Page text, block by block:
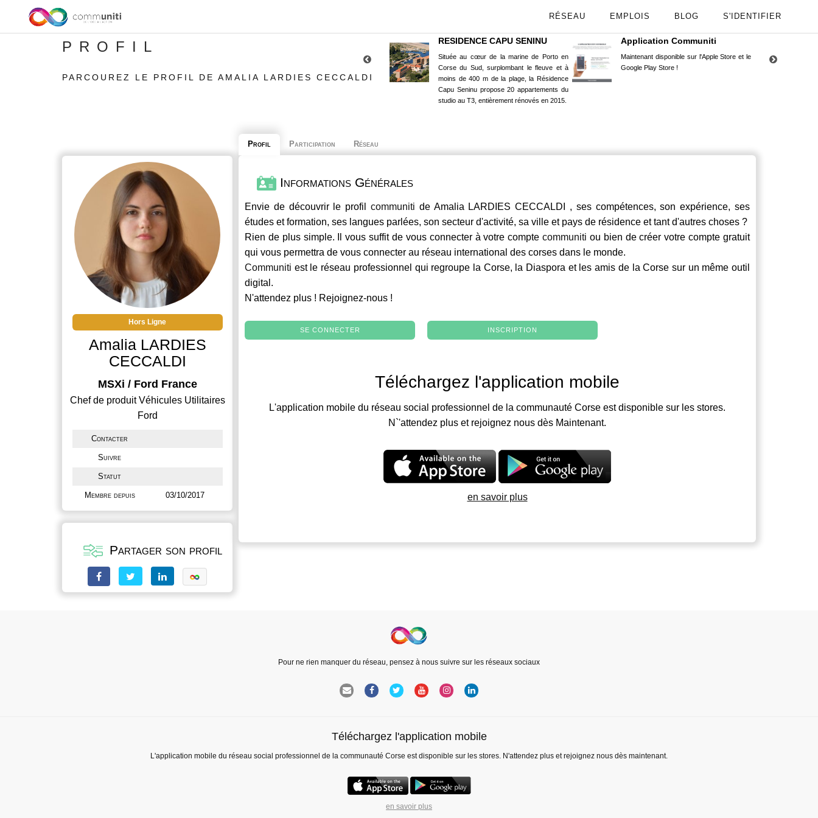
RÉSEAU EMPLOIS BLOG S'IDENTIFIER
PROFIL
PARCOUREZ LE PROFIL DE AMALIA LARDIES CECCALDI
RESIDENCE CAPU SENINU
Située au cœur de la marine de Porto en
Corse du Sud, surplombant le fleuve et à
moins de 400 m de la plage, la Résidence
Capu Seninu propose 20 appartements du
studio au T3, entièrement rénovés en 2015.
Application Communiti
Maintenant disponible sur l'Apple Store et le
Google Play Store !
Hors Ligne
Amalia LARDIES
CECCALDI
MSXi / Ford France
Chef de produit Véhicules Utilitaires
Ford
Contacter
Suivre
Statut
Membre depuis 03/10/2017
Partager son profil
Profil Participation Réseau
Informations Générales
Envie de découvrir le profil communiti de Amalia LARDIES CECCALDI , ses compétences, son expérience, ses
études et formation, ses langues parlées, son secteur d'activité, sa ville et pays de résidence et tant d'autres choses ?
Rien de plus simple. Il vous suffit de vous connecter à votre comptecommuniti ou bien de créer votre compte gratuit
qui vous permettra de vous connecter au réseau international des corses dans le monde.
Communiti est le réseau professionnel qui regroupe la Corse, la Diaspora et les amis de la Corse sur un même outil
digital.
N'attendez plus ! Rejoignez-nous !
SE CONNECTER INSCRIPTION
Téléchargez l'application mobile
L'application mobile du réseau social professionnel de la communauté Corse est disponible sur les stores.
N`'attendez plus et rejoignez nous dès Maintenant.
en savoir plus
Pour ne rien manquer du réseau, pensez à nous suivre sur les réseaux sociaux
Téléchargez l'application mobile
L'application mobile du réseau social professionnel de la communauté Corse est disponible sur les stores. N'attendez plus et rejoignez nous dès maintenant.
en savoir plus